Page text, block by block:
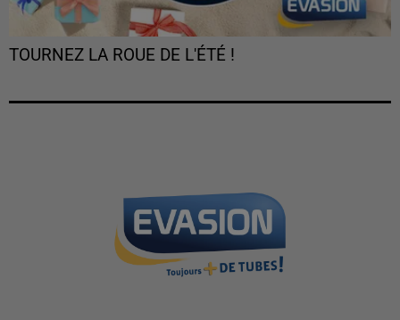
TOURNEZ LA ROUE DE L'ÉTÉ !